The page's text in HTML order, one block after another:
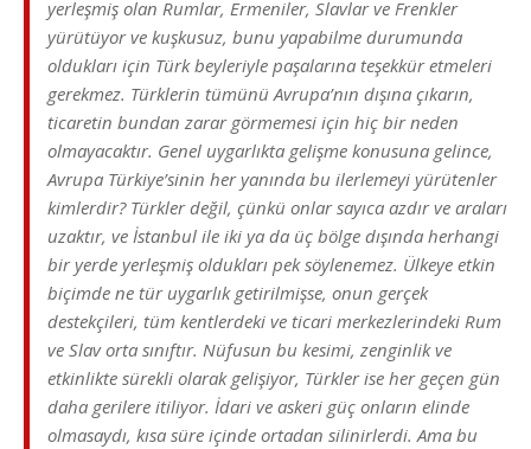
yerleşmiş olan Rumlar, Ermeniler, Slavlar ve Frenkler
yürütüyor ve kuşkusuz, bunu yapabilme durumunda
oldukları için Türk beyleriyle paşalarına teşekkür etmeleri
gerekmez. Türklerin tümünü Avrupa’nın dışına çıkarın,
ticaretin bundan zarar görmemesi için hiç bir neden
olmayacaktır. Genel uygarlıkta gelişme konusuna gelince,
Avrupa Türkiye’sinin her yanında bu ilerlemeyi yürütenler
kimlerdir? Türkler değil, çünkü onlar sayıca azdır ve araları
uzaktır, ve İstanbul ile iki ya da üç bölge dışında herhangi
bir yerde yerleşmiş oldukları pek söylenemez. Ülkeye etkin
biçimde ne tür uygarlık getirilmişse, onun gerçek
destekçileri, tüm kentlerdeki ve ticari merkezlerindeki Rum
ve Slav orta sınıftır. Nüfusun bu kesimi, zenginlik ve
etkinlikte sürekli olarak gelişiyor, Türkler ise her geçen gün
daha gerilere itiliyor. İdari ve askeri güç onların elinde
olmasaydı, kısa süre içinde ortadan silinirlerdi. Ama bu